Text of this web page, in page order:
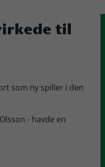
til
som ny spiller i den
- havde en